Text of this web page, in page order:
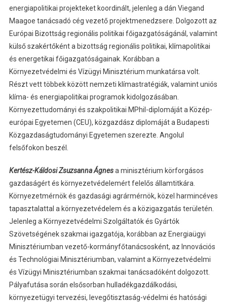
energiapolitikai projekteket koordinált, jelenleg a dán Viegand
Maagoe tanácsadó cég vezető projektmenedzsere. Dolgozott az
Európai Bizottság regionális politikai főigazgatóságánál, valamint
külső szakértőként a bizottság regionális politikai, klímapolitikai
és energetikai főigazgatóságainak. Korábban a
Környezetvédelmi és Vízügyi Minisztérium munkatársa volt.
Részt vett többek között nemzeti klímastratégiák, valamint uniós
klíma- és energiapolitikai programok kidolgozásában.
Környezettudományi és szakpolitikai MPhil-diplomáját a Közép-
európai Egyetemen (CEU), közgazdász diplomáját a Budapesti
Közgazdaságtudományi Egyetemen szerezte. Angolul
felsőfokon beszél.
Kertész-Káldosi Zsuzsanna Ágnesa minisztérium körforgásos
gazdaságért és környezetvédelemért felelős államtitkára.
Környezetmérnök és gazdasági agrármérnök, közel harmincéves
tapasztalattal a környezetvédelem és a közigazgatás területén.
Jelenleg a Környezetvédelmi Szolgáltatók és Gyártók
Szövetségének szakmai igazgatója, korábban az Energiaügyi
Minisztériumban vezető-kormányfőtanácsosként, az Innovációs
és Technológiai Minisztériumban, valamint a Környezetvédelmi
és Vízügyi Minisztériumban szakmai tanácsadóként dolgozott.
Pályafutása során elsősorban hulladékgazdálkodási,
környezetügyi tervezési, levegőtisztaság-védelmi és hatósági